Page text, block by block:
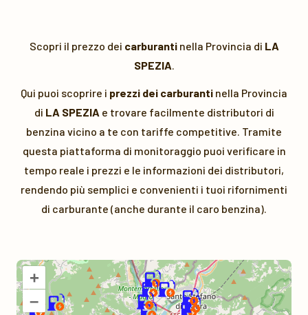
Scopri il prezzo dei carburantinella Provincia di LA
SPEZIA.
Qui puoi scoprire i prezzi dei carburanti nella Provincia
di LA SPEZIA e trovare facilmente distributori di
benzina vicino a te con tariffe competitive. Tramite
questa piattaforma di monitoraggio puoi verificare in
tempo reale i prezzi e le informazioni dei distributori,
rendendo più semplici e convenienti i tuoi rifornimenti
di carburante (anche durante il caro benzina).
+
–